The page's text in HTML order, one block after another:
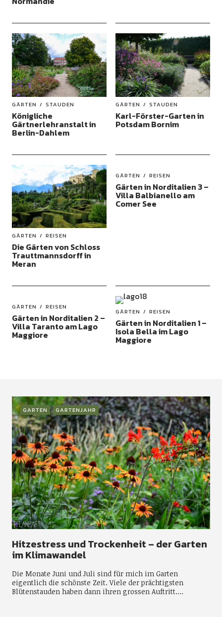
GÄRTEN STAUDEN
Königliche
Gärtnerlehranstalt in
Berlin-Dahlem
GÄRTEN STAUDEN
Karl-Förster-Garten in
Potsdam Bornim
GÄRTEN REISEN
Die Gärten von Schloss
Trauttmannsdorff in
Meran
GÄRTEN REISEN
Gärten in Norditalien 3 –
Villa Balbianello am
Comer See
GÄRTEN REISEN
Gärten in Norditalien 2 –
Villa Taranto am Lago
Maggiore
GÄRTEN REISEN
Gärten in Norditalien 1 –
Isola Bella im Lago
Maggiore
GARTEN GARTENJAHR
Hitzestress und Trockenheit – der Garten
im Klimawandel
Die Monate Juni und Juli sind für mich im Garten
eigentlich die schönste Zeit. Viele der prächtigsten
Blütenstauden haben dann ihren grossen Auftritt.…